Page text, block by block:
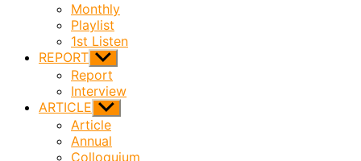
Monthly
Playlist
1st Listen
REPORT Show
sub
menu
Report
Interview
ARTICLE Show
sub
menu
Article
Annual
Colloquium